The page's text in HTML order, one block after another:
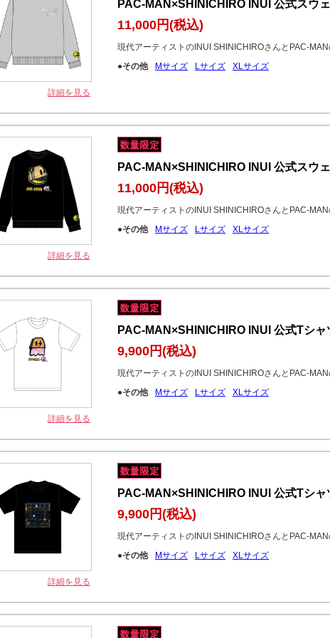
詳細を見る
PAC-MAN×SHINICHIRO INUI 公式スウ
11,000円(税込)
現代アーティストのINUI SHINICHIROさんとPAC-
●その他
Mサイズ Lサイズ XLサイズ
詳細を見る
PAC-MAN×SHINICHIRO INUI 公式スウ
11,000円(税込)
現代アーティストのINUI SHINICHIROさんとPAC-
●その他
Mサイズ Lサイズ XLサイズ
詳細を見る
PAC-MAN×SHINICHIRO INUI 公式Tシ
9,900円(税込)
現代アーティストのINUI SHINICHIROさんとPAC-
●その他
Mサイズ Lサイズ XLサイズ
詳細を見る
PAC-MAN×SHINICHIRO INUI 公式Tシ
9,900円(税込)
現代アーティストのINUI SHINICHIROさんとPAC-
●その他
Mサイズ Lサイズ XLサイズ